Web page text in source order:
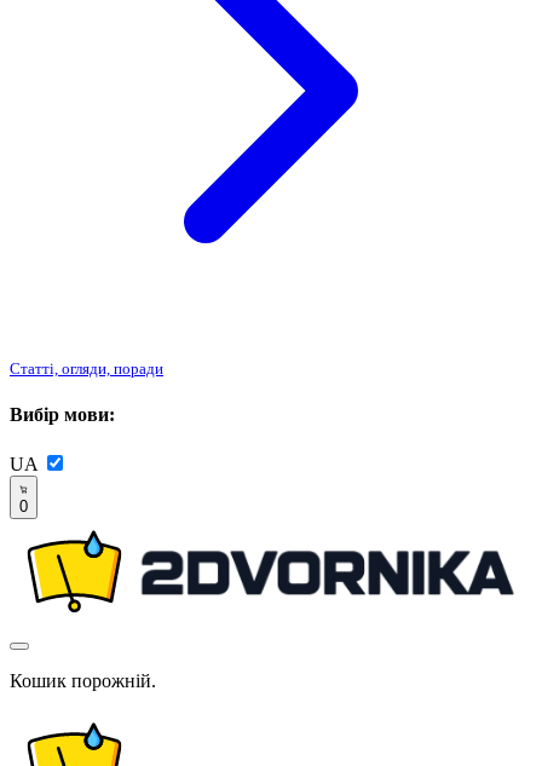
Статті, огляди, поради
Вибір мови:
UA
0
Кошик порожній.